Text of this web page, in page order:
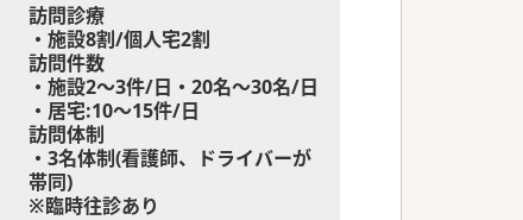
訪問診療
・施設8割/個人宅2割
訪問件数
・施設2～3件/日・20名～30名/日
・居宅:10～15件/日
訪問体制
・3名体制(看護師、ドライバーが
帯同)
※臨時往診あり